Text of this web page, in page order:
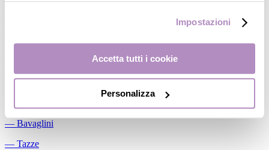
Impostazioni
Accetta tutti i cookie
Personalizza
Conservalatte Materno
―Massaggiagengive
― Bavaglini
― Tazze